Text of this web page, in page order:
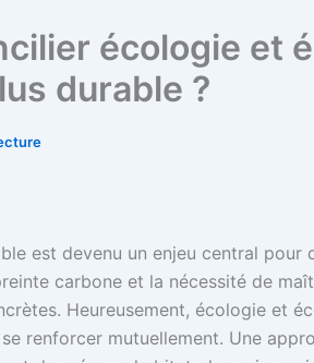
écologie et
durable ?
est devenu un enjeu central
carbone et la nécessité de
Heureusement, écologie et
renforcer mutuellement. Une